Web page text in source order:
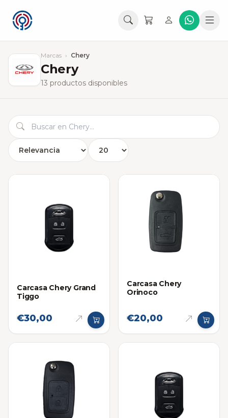
Marcas › Chery
Chery
13 productos disponibles
Carcasa Chery Grand
Tiggo
€30,00
Carcasa Chery
Orinoco
€20,00